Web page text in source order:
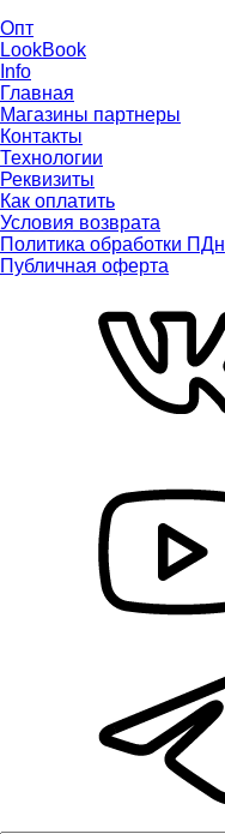
Опт
LookBook
Info
Главная
Магазины партнеры
Контакты
Технологии
Реквизиты
Как оплатить
Условия возврата
Политика обработки ПДн
Публичная оферта